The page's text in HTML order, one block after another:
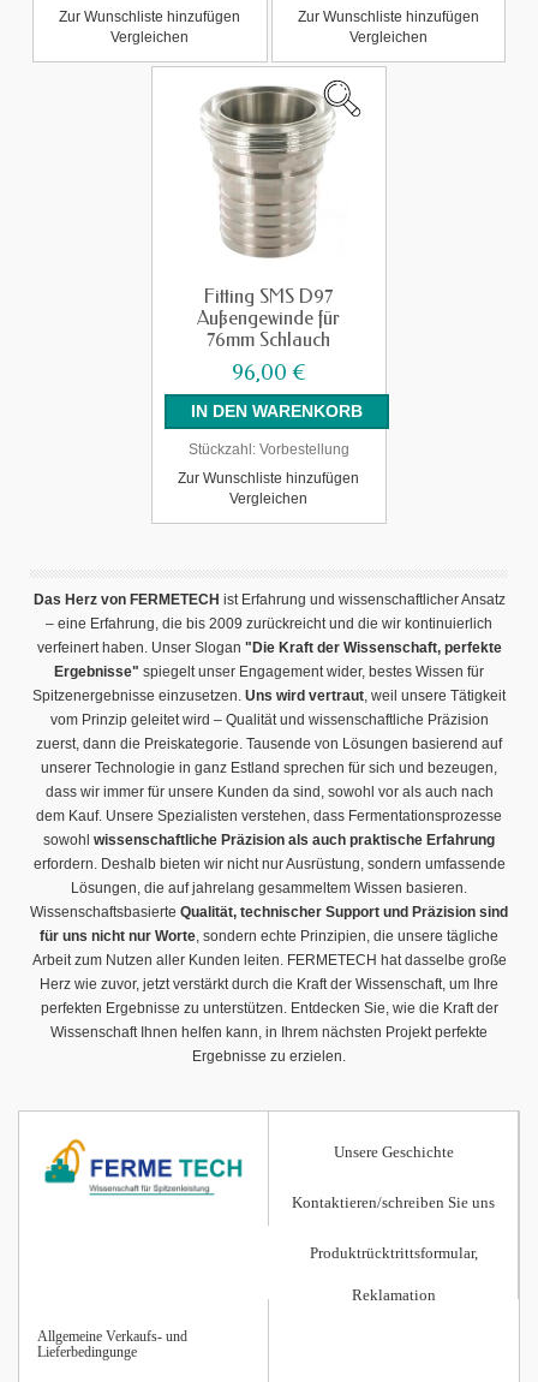
Zur Wunschliste hinzufügen
Vergleichen
Zur Wunschliste hinzufügen
Vergleichen
Fitting SMS D97
Außengewinde für
76mm Schlauch
96,00 €
Stückzahl: Vorbestellung
Zur Wunschliste hinzufügen
Vergleichen
Das Herz von FERMETECH ist Erfahrung und wissenschaftlicher Ansatz
– eine Erfahrung, die bis 2009 zurückreicht und die wir kontinuierlich
verfeinert haben. Unser Slogan "Die Kraft der Wissenschaft, perfekte
Ergebnisse" spiegelt unser Engagement wider, bestes Wissen für
Spitzenergebnisse einzusetzen. Uns wird vertraut, weil unsere Tätigkeit
vom Prinzip geleitet wird – Qualität und wissenschaftliche Präzision
zuerst, dann die Preiskategorie. Tausende von Lösungen basierend auf
unserer Technologie in ganz Estland sprechen für sich und bezeugen,
dass wir immer für unsere Kunden da sind, sowohl vor als auch nach
dem Kauf. Unsere Spezialisten verstehen, dass Fermentationsprozesse
sowohl wissenschaftliche Präzision als auch praktische Erfahrung
erfordern. Deshalb bieten wir nicht nur Ausrüstung, sondern umfassende
Lösungen, die auf jahrelang gesammeltem Wissen basieren.
Wissenschaftsbasierte Qualität, technischer Support und Präzision sind
für uns nicht nur Worte, sondern echte Prinzipien, die unsere tägliche
Arbeit zum Nutzen aller Kunden leiten. FERMETECH hat dasselbe große
Herz wie zuvor, jetzt verstärkt durch die Kraft der Wissenschaft, um Ihre
perfekten Ergebnisse zu unterstützen. Entdecken Sie, wie die Kraft der
Wissenschaft Ihnen helfen kann, in Ihrem nächsten Projekt perfekte
Ergebnisse zu erzielen.
Unsere Geschichte
Kontaktieren/schreiben Sie uns
Produktrücktrittsformular,
Reklamation
Allgemeine Verkaufs- und
Lieferbedingunge